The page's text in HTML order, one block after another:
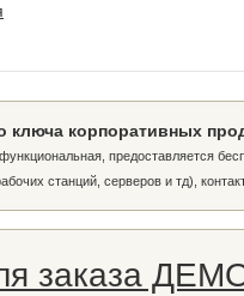
ключа корпоративных
предоставляется
станций, серверов и тд),
заказа